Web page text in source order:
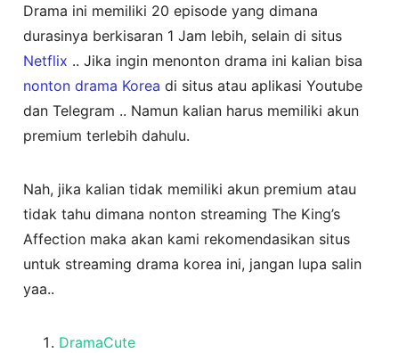
Drama ini memiliki 20 episode yang dimana
durasinya berkisaran 1 Jam lebih, selain di situs
Netflix .. Jika ingin menonton drama ini kalian bisa
nonton drama Korea di situs atau aplikasi Youtube
dan Telegram .. Namun kalian harus memiliki akun
premium terlebih dahulu.
Nah, jika kalian tidak memiliki akun premium atau
tidak tahu dimana nonton streaming The King’s
Affection maka akan kami rekomendasikan situs
untuk streaming drama korea ini, jangan lupa salin
yaa..
DramaCute